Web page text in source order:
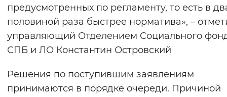
Вернуть стандартные настройки
предусмотренных по регламенту, то есть в
половиной раза быстрее норматива», –
управляющий Отделением Социального
СПБ и ЛО Константин Островский
Решения по поступившим заявлениям
принимаются в порядке очереди. Причиной